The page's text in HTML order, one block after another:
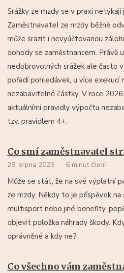
Srážky ze mzdy se v praxi netýkají
Zaměstnavatel ze mzdy běžně
může srazit i nevyúčtovanou
dohody se zaměstnancem. Právě
nedobrovolných srážek ale často
pořadí pohledávek, u více exekucí
nezabavitelné částky. V roce
aktuálními pravidly výpočtu
tzv. pravidlem 4+.
Co smí zaměstnavatel
29. srpna 2023 6 minut čtení
Může se stát, že na své výplatní
ze mzdy. Někdy to je příspěvek na
multisport nebo jiné benefity,
objevit položka náhrady škody.
oprávněné a kdy ne?
Co všechno vám